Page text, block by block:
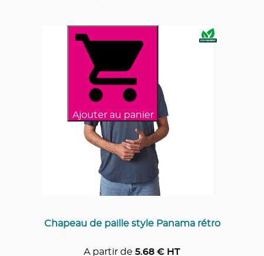
Ajouter au panier
Chapeau de paille style Panama rétro
A partir de 5.68 € HT